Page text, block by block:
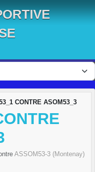
CONTRE ASOM53_3
ASSOM53-3 (Montenay)